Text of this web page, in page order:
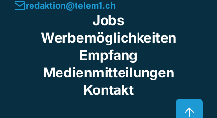
redaktion@telem1.ch
Jobs
Werbemöglichkeiten
Empfang
Medienmitteilungen
Kontakt